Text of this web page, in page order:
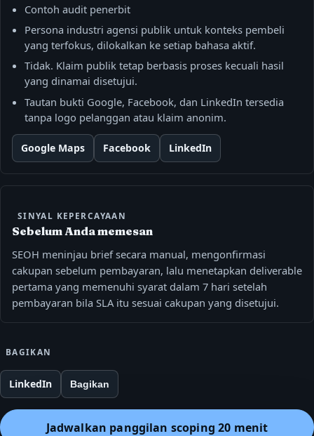
Contoh audit penerbit
Persona industri agensi publik untuk konteks pembeli
yang terfokus, dilokalkan ke setiap bahasa aktif.
Tidak. Klaim publik tetap berbasis proses kecuali hasil
yang dinamai disetujui.
Tautan bukti Google, Facebook, dan LinkedIn tersedia
tanpa logo pelanggan atau klaim anonim.
Google Maps Facebook LinkedIn
SINYAL KEPERCAYAAN
Sebelum Anda memesan
SEOH meninjau brief secara manual, mengonfirmasi
cakupan sebelum pembayaran, lalu menetapkan deliverable
pertama yang memenuhi syarat dalam 7 hari setelah
pembayaran bila SLA itu sesuai cakupan yang disetujui.
BAGIKAN
LinkedIn Bagikan
Jadwalkan panggilan scoping 20 menit